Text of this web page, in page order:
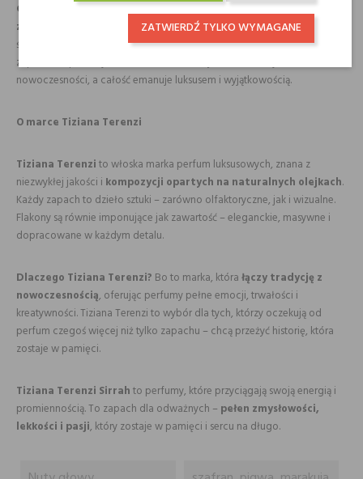
Co wyróżnia te perfumy?Sirrahwyróżnia sięspiralną konstrukcją
zapachu
– zmienia się i rozwija z każdą chwilą. Od owocowej
świeżości, przez przyprawową złożoność, aż po elegancką bazę –
zapach nie przestaje zaskakiwać. Ozonowy akcent dodaje mu
nowoczesności, a całość emanuje luksusem i wyjątkowością.
O marce Tiziana Terenzi
Tiziana Terenzito włoska marka perfum luksusowych, znana z
niezwykłej jakości i kompozycji opartych na naturalnych olejkach.
Każdy zapach to dzieło sztuki – zarówno olfaktoryczne, jak i wizualne.
Flakony są równie imponujące jak zawartość – eleganckie, masywne i
dopracowane w każdym detalu.
Dlaczego Tiziana Terenzi? Bo to marka, którałączy tradycję z
nowoczesnością, oferując perfumy pełne emocji, trwałości i
kreatywności. Tiziana Terenzi to wybór dla tych, którzy oczekują od
perfum czegoś więcej niż tylko zapachu – chcą przeżyć historię, która
zostaje w pamięci.
Tiziana Terenzi Sirrahto perfumy, które przyciągają swoją energią i
promiennością. To zapach dla odważnych – pełen zmysłowości,
lekkości i pasji, który zostaje w pamięci i sercu na długo.
ZATWIERDŹ TYLKO WYMAGANE